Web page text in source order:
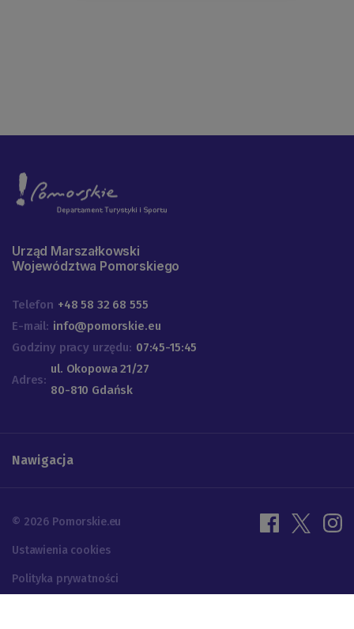
Urząd Marszałkowski
Województwa Pomorskiego
Telefon +48 58 32 68 555
E-mail: info@pomorskie.eu
Godziny pracy urzędu: 07:45-15:45
Adres:
ul. Okopowa 21/27
80-810 Gdańsk
Nawigacja
© 2026 Pomorskie.eu
Ustawienia cookies
Polityka prywatności